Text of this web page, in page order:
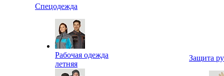
Спецодежда
Рабочая одежда
летняя
Защита